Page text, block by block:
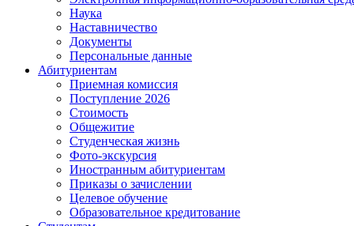
Наука
Наставничество
Документы
Персональные данные
Абитуриентам
Приемная комиссия
Поступление 2026
Стоимость
Общежитие
Студенческая жизнь
Фото-экскурсия
Иностранным абитуриентам
Приказы о зачислении
Целевое обучение
Образовательное кредитование